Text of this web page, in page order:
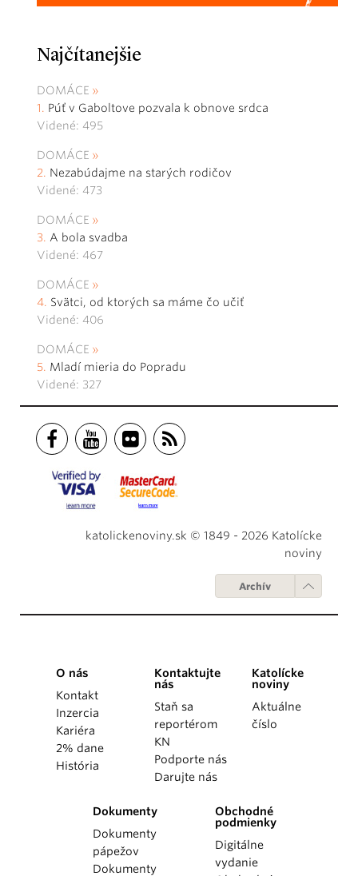
Najčítanejšie
DOMÁCE
Púť v Gaboltove pozvala k obnove srdca
Videné: 495
DOMÁCE
Nezabúdajme na starých rodičov
Videné: 473
DOMÁCE
A bola svadba
Videné: 467
DOMÁCE
Svätci, od ktorých sa máme čo učiť
Videné: 406
DOMÁCE
Mladí mieria do Popradu
Videné: 327
katolickenoviny.sk © 1849 - 2026 Katolícke
noviny
Archív
O nás
Kontakt
Inzercia
Kariéra
2% dane
História
Kontaktujte
nás
Staň sa
reportérom
KN
Podporte nás
Darujte nás
Katolícke
noviny
Aktuálne
číslo
Dokumenty
Dokumenty
pápežov
Dokumenty
Obchodné
podmienky
Digitálne
vydanie